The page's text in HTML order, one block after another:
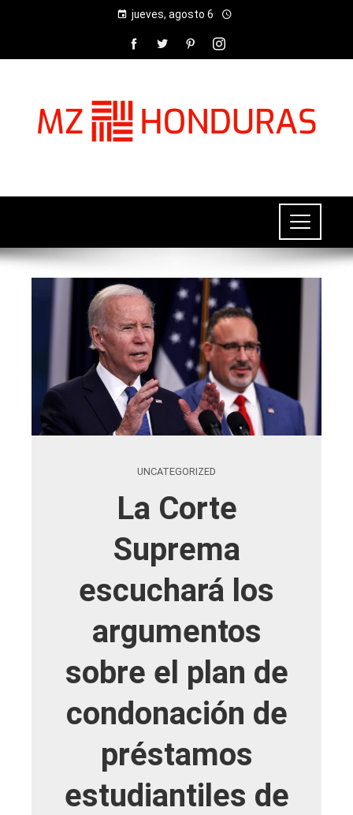
jueves, agosto 6
UNCATEGORIZED
La Corte
Suprema
escuchará los
argumentos
sobre el plan de
condonación de
préstamos
estudiantiles de